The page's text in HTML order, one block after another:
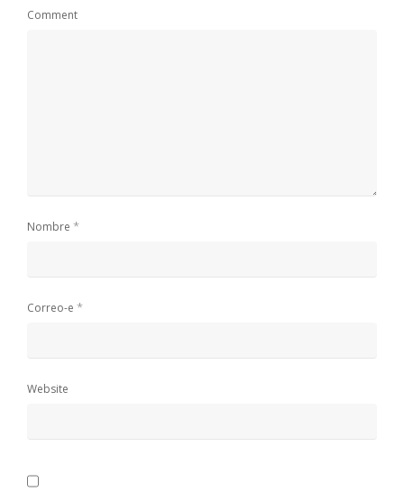
Comment
Nombre *
Correo-e *
Website